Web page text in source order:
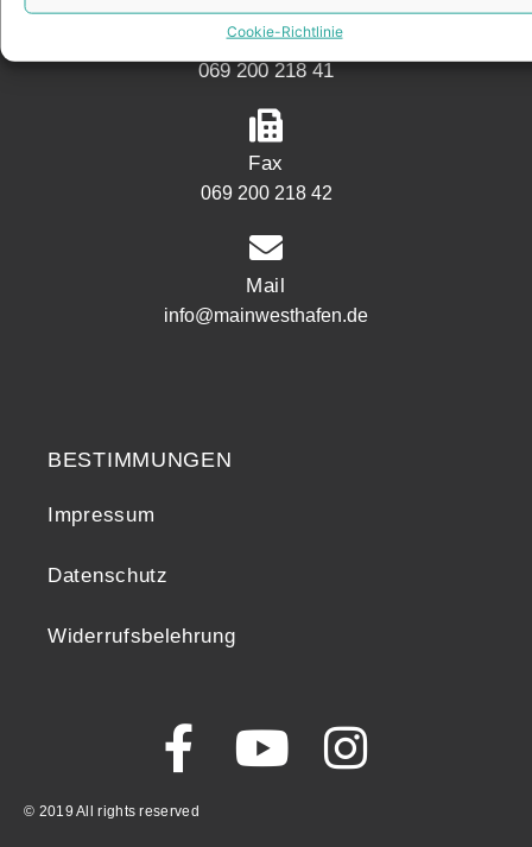
Cookie-Richtlinie
Telefon
069 200 218 41
Fax
069 200 218 42
Mail
info@mainwesthafen.de
BESTIMMUNGEN
Impressum
Datenschutz
Widerrufsbelehrung
© 2019 All rights reserved